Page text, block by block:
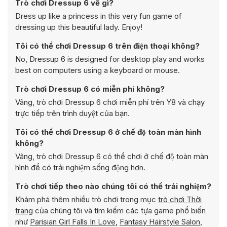
Trò chơi Dressup 6 về gì?
Dress up like a princess in this very fun game of
dressing up this beautiful lady. Enjoy!
Tôi có thể chơi Dressup 6 trên điện thoại không?
No, Dressup 6 is designed for desktop play and works
best on computers using a keyboard or mouse.
Trò chơi Dressup 6 có miễn phí không?
Vâng, trò chơi Dressup 6 chơi miễn phí trên Y8 và chạy
trực tiếp trên trình duyệt của bạn.
Tôi có thể chơi Dressup 6 ở chế độ toàn màn hình
không?
Vâng, trò chơi Dressup 6 có thể chơi ở chế độ toàn màn
hình để có trải nghiệm sống động hơn.
Trò chơi tiếp theo nào chúng tôi có thể trải nghiệm?
Khám phá thêm nhiều trò chơi trong mục trò chơi Thời
trang của chúng tôi và tìm kiếm các tựa game phổ biến
như Parisian Girl Falls In Love, Fantasy Hairstyle Salon,